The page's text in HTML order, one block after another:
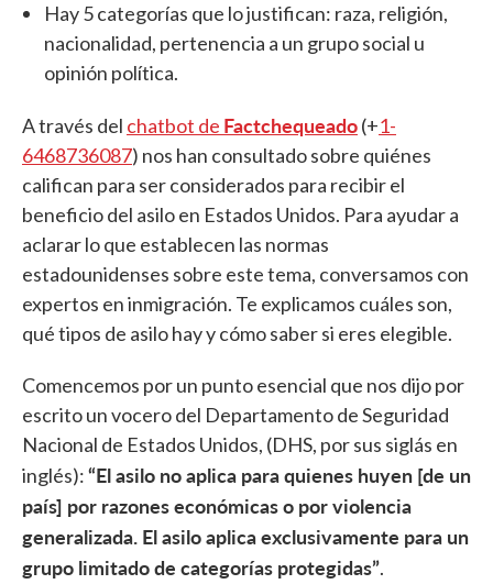
Hay 5 categorías que lo justifican: raza, religión,
nacionalidad, pertenencia a un grupo social u
opinión política.
A través del chatbot de Factchequeado(+1-
6468736087) nos han consultado sobre quiénes
califican para ser considerados para recibir el
beneficio del asilo en Estados Unidos. Para ayudar a
aclarar lo que establecen las normas
estadounidenses sobre este tema, conversamos con
expertos en inmigración. Te explicamos cuáles son,
qué tipos de asilo hay y cómo saber si eres elegible.
Comencemos por un punto esencial que nos dijo por
escrito un vocero del Departamento de Seguridad
Nacional de Estados Unidos, (DHS, por sus siglás en
inglés):“El asilo no aplica para quienes huyen [de un
país] por razones económicas o por violencia
generalizada. El asilo aplica exclusivamente para un
grupo limitado de categorías protegidas”.